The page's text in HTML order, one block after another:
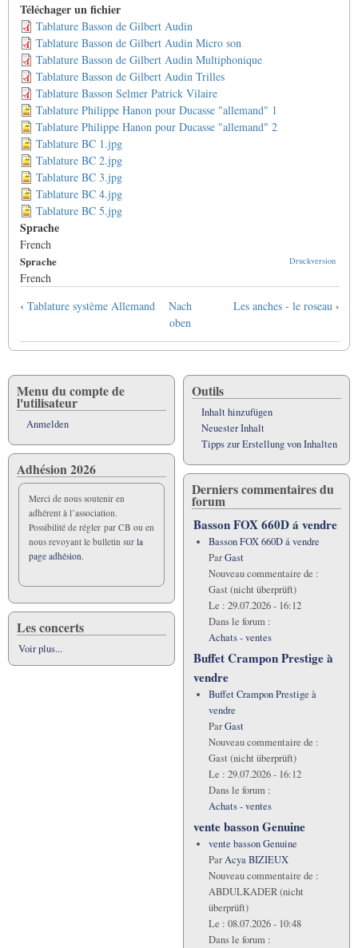
Téléchager un fichier
Tablature Basson de Gilbert Audin
Tablature Basson de Gilbert Audin Micro son
Tablature Basson de Gilbert Audin Multiphonique
Tablature Basson de Gilbert Audin Trilles
Tablature Basson Selmer Patrick Vilaire
Tablature Philippe Hanon pour Ducasse "allemand" 1
Tablature Philippe Hanon pour Ducasse "allemand" 2
Tablature BC 1.jpg
Tablature BC 2.jpg
Tablature BC 3.jpg
Tablature BC 4.jpg
Tablature BC 5.jpg
Sprache
French
Druckversion
Sprache
French
Links
das
Blättern
im
Buch
Tablatures
diverses
pour
le
basson
français
‹ Tablature système Allemand
Nach
oben
Les anches - le roseau ›
Menu du compte de
l'utilisateur
Anmelden
Adhésion 2026
Merci de nous soutenir en
adhérent à l’association.
Possibilité de régler par CB ou en
nous revoyant le bulletin sur la
page adhésion.
Les concerts
Voir plus...
Outils
Inhalt hinzufügen
Neuester Inhalt
Tipps zur Erstellung von Inhalten
Derniers commentaires du
forum
Basson FOX 660D á vendre
Basson FOX 660D á vendre
ParGast
Nouveau commentaire de :
Gast (nicht überprüft)
Le : 29.07.2026 - 16:12
Dans le forum :
Achats - ventes
Buffet Crampon Prestige à
vendre
Buffet Crampon Prestige à
vendre
ParGast
Nouveau commentaire de :
Gast (nicht überprüft)
Le : 29.07.2026 - 16:12
Dans le forum :
Achats - ventes
vente basson Genuine
vente basson Genuine
ParAcya BIZIEUX
Nouveau commentaire de :
ABDULKADER (nicht
überprüft)
Le : 08.07.2026 - 10:48
Dans le forum :